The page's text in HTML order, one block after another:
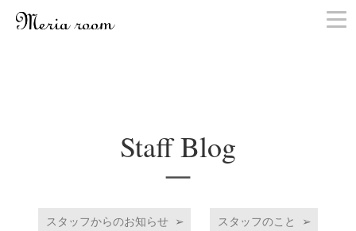
お問い合わせ
Staff Blog
スタッフからのお知らせ スタッフのこと